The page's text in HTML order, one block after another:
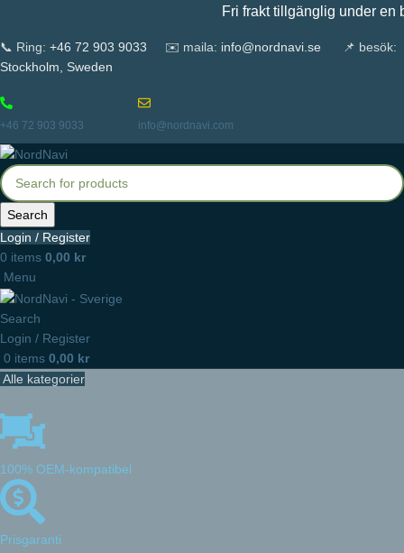
Fri frakt tillgänglig under en
📞 Ring: +46 72 903 9033 ✉️ maila: info@nordnavi.se 📌 besök:
Stockholm, Sweden
+46 72 903 9033 info@nordnavi.com
Search
Login / Register
0 items 0,00 kr
Menu
Search
Login / Register
0 items 0,00 kr
Alle kategorier
100% OEM-kompatibel
Prisgaranti